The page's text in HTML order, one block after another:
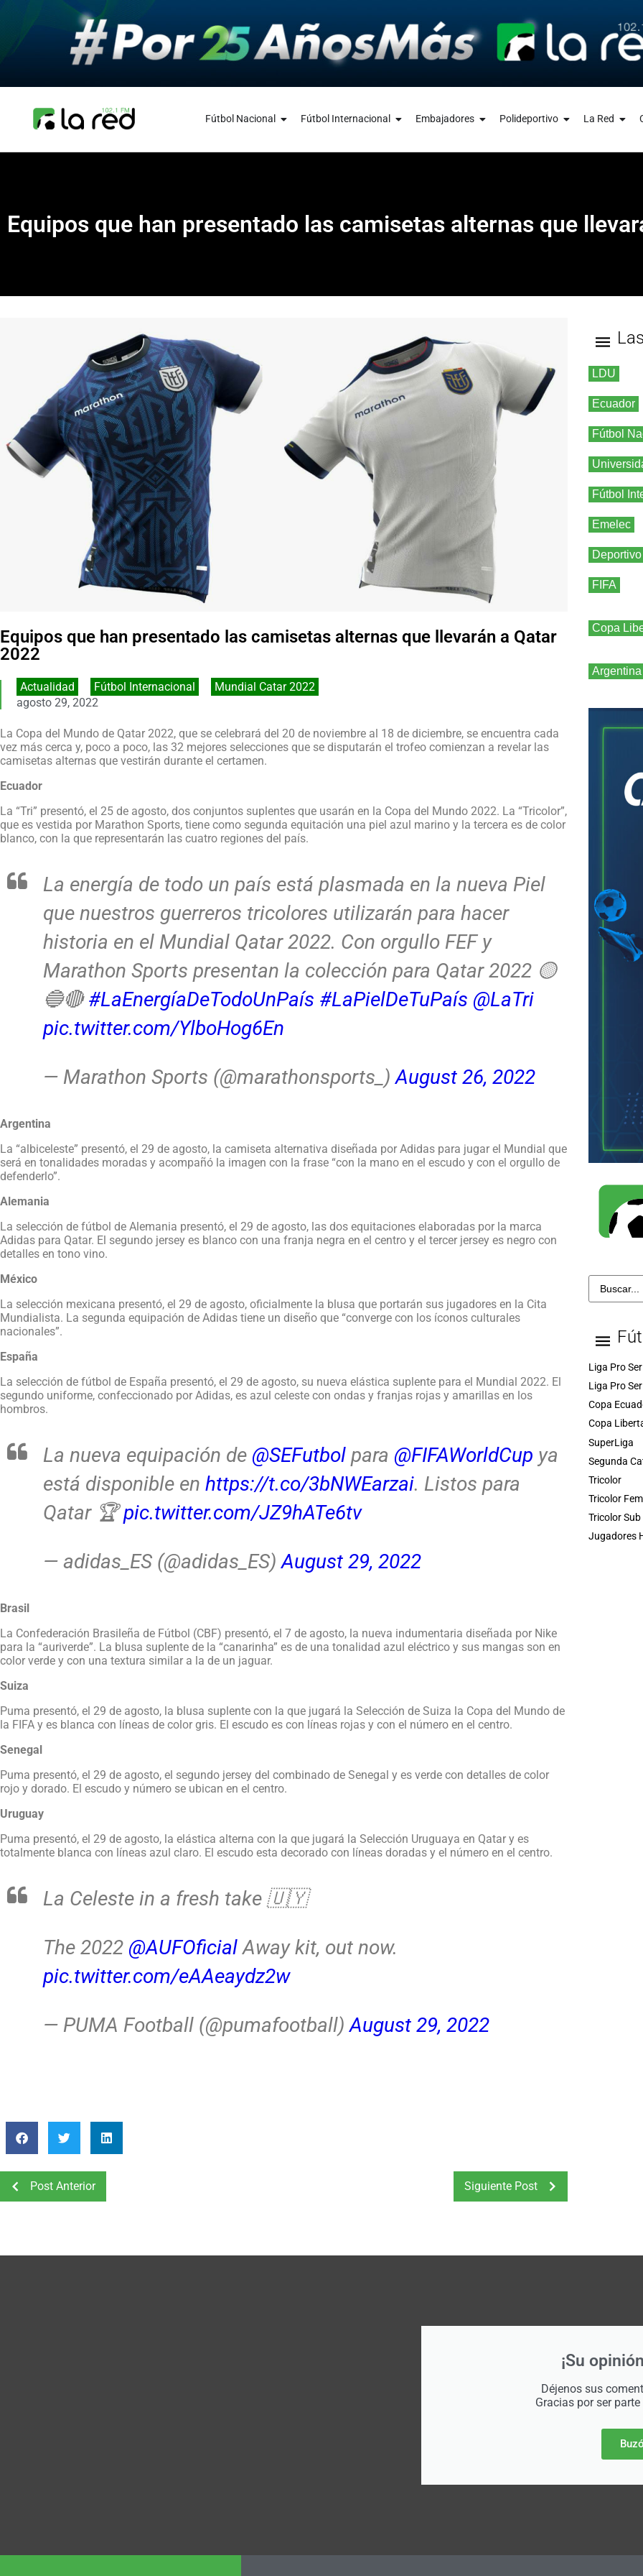
Fútbol Nacional Fútbol Internacional Embajadores Polideportivo La Red
Equipos que han presentado las camisetas alternas que
Equipos que han presentado las camisetas alternas que llevarán a Qatar
2022
Actualidad Fútbol Internacional
Mundial Catar 2022
agosto 29, 2022
La Copa del Mundo de Qatar 2022, que se celebrará del 20 de noviembre al 18 de diciembre, se encuentra cada
vez más cerca y, poco a poco, las 32 mejores selecciones que se disputarán el trofeo comienzan a revelar las
camisetas alternas que vestirán durante el certamen.
Ecuador
La “Tri” presentó, el 25 de agosto, dos conjuntos suplentes que usarán en la Copa del Mundo 2022. La “Tricolor”,
que es vestida por Marathon Sports, tiene como segunda equitación una piel azul marino y la tercera es de color
blanco, con la que representarán las cuatro regiones del país.
La energía de todo un país está plasmada en la nueva Piel
que nuestros guerreros tricolores utilizarán para hacer
historia en el Mundial Qatar 2022. Con orgullo FEF y
Marathon Sports presentan la colección para Qatar 2022 🟡
🔵🔴#LaEnergíaDeTodoUnPaís #LaPielDeTuPaís @LaTri
pic.twitter.com/YlboHog6En
— Marathon Sports (@marathonsports_)August 26, 2022
Argentina
La “albiceleste” presentó, el 29 de agosto, la camiseta alternativa diseñada por Adidas para jugar el Mundial que
será en tonalidades moradas y acompañó la imagen con la frase “con la mano en el escudo y con el orgullo de
defenderlo”.
Alemania
La selección de fútbol de Alemania presentó, el 29 de agosto, las dos equitaciones elaboradas por la marca
Adidas para Qatar. El segundo jersey es blanco con una franja negra en el centro y el tercer jersey es negro con
detalles en tono vino.
México
La selección mexicana presentó, el 29 de agosto, oficialmente la blusa que portarán sus jugadores en la Cita
Mundialista. La segunda equipación de Adidas tiene un diseño que “converge con los íconos culturales
nacionales”.
España
La selección de fútbol de España presentó, el 29 de agosto, su nueva elástica suplente para el Mundial 2022. El
segundo uniforme, confeccionado por Adidas, es azul celeste con ondas y franjas rojas y amarillas en los
hombros.
La nueva equipación de @SEFutbol para @FIFAWorldCup ya
está disponible en https://t.co/3bNWEarzai. Listos para
Qatar 🏆pic.twitter.com/JZ9hATe6tv
— adidas_ES (@adidas_ES)August 29, 2022
Brasil
La Confederación Brasileña de Fútbol (CBF) presentó, el 7 de agosto, la nueva indumentaria diseñada por Nike
para la “auriverde”. La blusa suplente de la “canarinha” es de una tonalidad azul eléctrico y sus mangas son en
color verde y con una textura similar a la de un jaguar.
Suiza
Puma presentó, el 29 de agosto, la blusa suplente con la que jugará la Selección de Suiza la Copa del Mundo de
la FIFA y es blanca con líneas de color gris. El escudo es con líneas rojas y con el número en el centro.
Senegal
Puma presentó, el 29 de agosto, el segundo jersey del combinado de Senegal y es verde con detalles de color
rojo y dorado. El escudo y número se ubican en el centro.
Uruguay
Puma presentó, el 29 de agosto, la elástica alterna con la que jugará la Selección Uruguaya en Qatar y es
totalmente blanca con líneas azul claro. El escudo esta decorado con líneas doradas y el número en el centro.
La Celeste in a fresh take 🇺🇾
The 2022 @AUFOficialAway kit, out now.
pic.twitter.com/eAAeaydz2w
— PUMA Football (@pumafootball)August 29, 2022
Post Anterior Siguiente Post
LDU
Ecuador
Fútbol
Fútbol
Emelec
FIFA
Copa
Argentina
Liga Pro
Liga Pro
Copa
Copa
SuperLiga
Segunda
Tricolor
Tricolor
Tricolor Sub
Jugadores
¡Su
Déjenos sus
Gracias por ser